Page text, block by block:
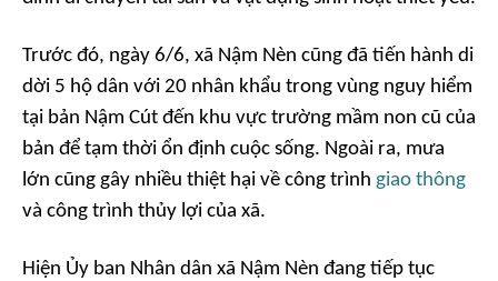
Trước đó, ngày 6/6, xã Nậm Nèn cũng đã tiến hành di
dời 5 hộ dân với 20 nhân khẩu trong vùng nguy hiểm
tại bản Nậm Cút đến khu vực trường mầm non cũ của
bản để tạm thời ổn định cuộc sống. Ngoài ra, mưa
lớn cũng gây nhiều thiệt hại về công trình giao thông
và công trình thủy lợi của xã.
Hiện Ủy ban Nhân dân xã Nậm Nèn đang tiếp tục